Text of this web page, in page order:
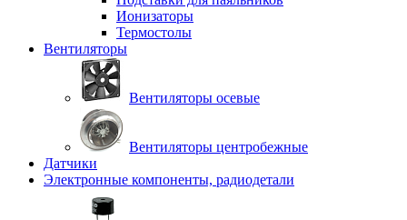
Ионизаторы
Термостолы
Вентиляторы
Вентиляторы осевые
Вентиляторы центробежные
Датчики
Электронные компоненты, радиодетали